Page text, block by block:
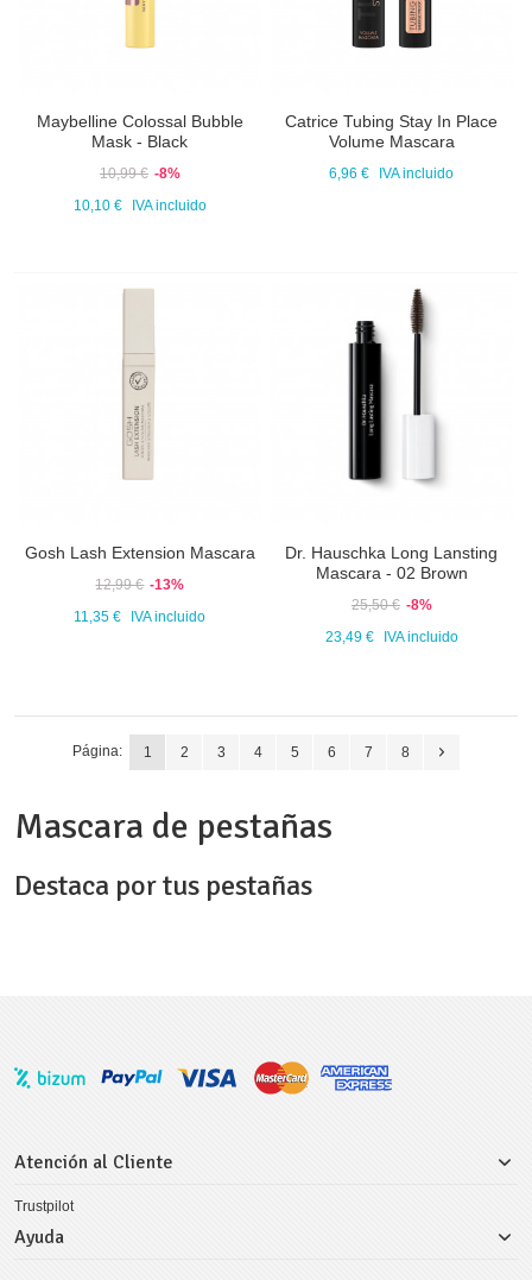
Maybelline Colossal Bubble
Mask - Black
10,99 € -8%
10,10 €
IVA incluido
Catrice Tubing Stay In Place
Volume Mascara
6,96 € IVA incluido
Gosh Lash Extension Mascara
12,99 € -13%
11,35 €
IVA incluido
Dr. Hauschka Long Lansting
Mascara - 02 Brown
25,50 € -8%
23,49 €
IVA incluido
Página: 1 2 3 4 5 6 7 8
Mascara de pestañas
Destaca por tus pestañas
Atención al Cliente
Trustpilot
Ayuda